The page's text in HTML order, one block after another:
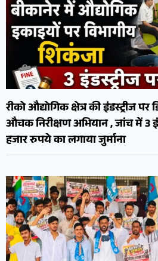
रीको औद्योगिक क्षेत्र की इंडस्ट्रीज
औचक निरीक्षण अभियान , जांच में 3
हजार रुपये का लगाया जुर्माना